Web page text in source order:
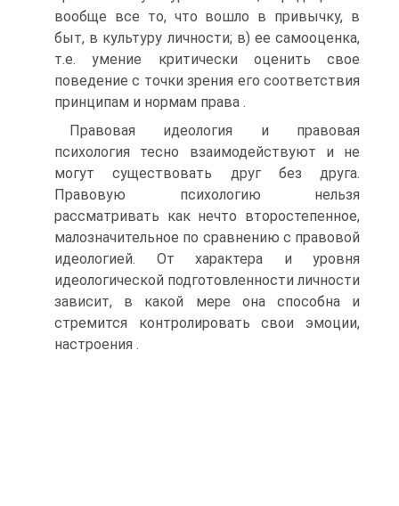
вообще все то, что вошло в привычку, в
быт, в культуру личности; в) ее самооценка,
т.е. умение критически оценить свое
поведение с точки зрения его соответствия
принципам и нормам права .
Правовая идеология и правовая
психология тесно взаимодействуют и не
могут существовать друг без друга.
Правовую психологию нельзя
рассматривать как нечто второстепенное,
малозначительное по сравнению с правовой
идеологией. От характера и уровня
идеологической подготовленности личности
зависит, в какой мере она способна и
стремится контролировать свои эмоции,
настроения .